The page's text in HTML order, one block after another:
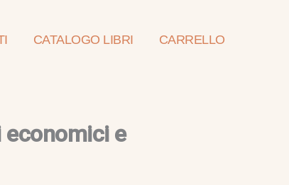
CATALOGO LIBRI CARRELLO
economici e